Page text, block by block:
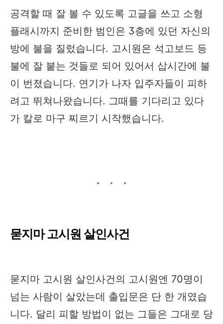
공격할 때 잘 볼 수 있도록 고글을 쓰고 소형
플래시까지 준비한 범인은 3층에 있던 자신의
방에 불을 질렀습니다. 고시원은 석고보드 등
불에 잘 붙는 것들로 되어 있어서 삽시간에 불
이 번졌습니다. 연기가 나자 입주자들이 피하
려고 뛰쳐나왔습니다. 그때를 기다리고 있다
가 칼로 마구 찌르기 시작했습니다.
묻지마 고시원 살인사건
묻지마 고시원 살인사건의 고시원엔 70명이
넘는 사람이 살았는데 출입문은 단 한 개였습
니다. 달리 피할 방법이 없는 그들은 그대로 당